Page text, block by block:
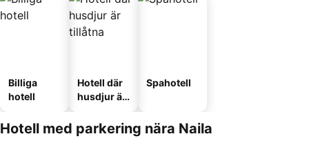
Billiga
hotell
Hotell där
husdjur är
Spahotell
Hotell med parkering nära Naila